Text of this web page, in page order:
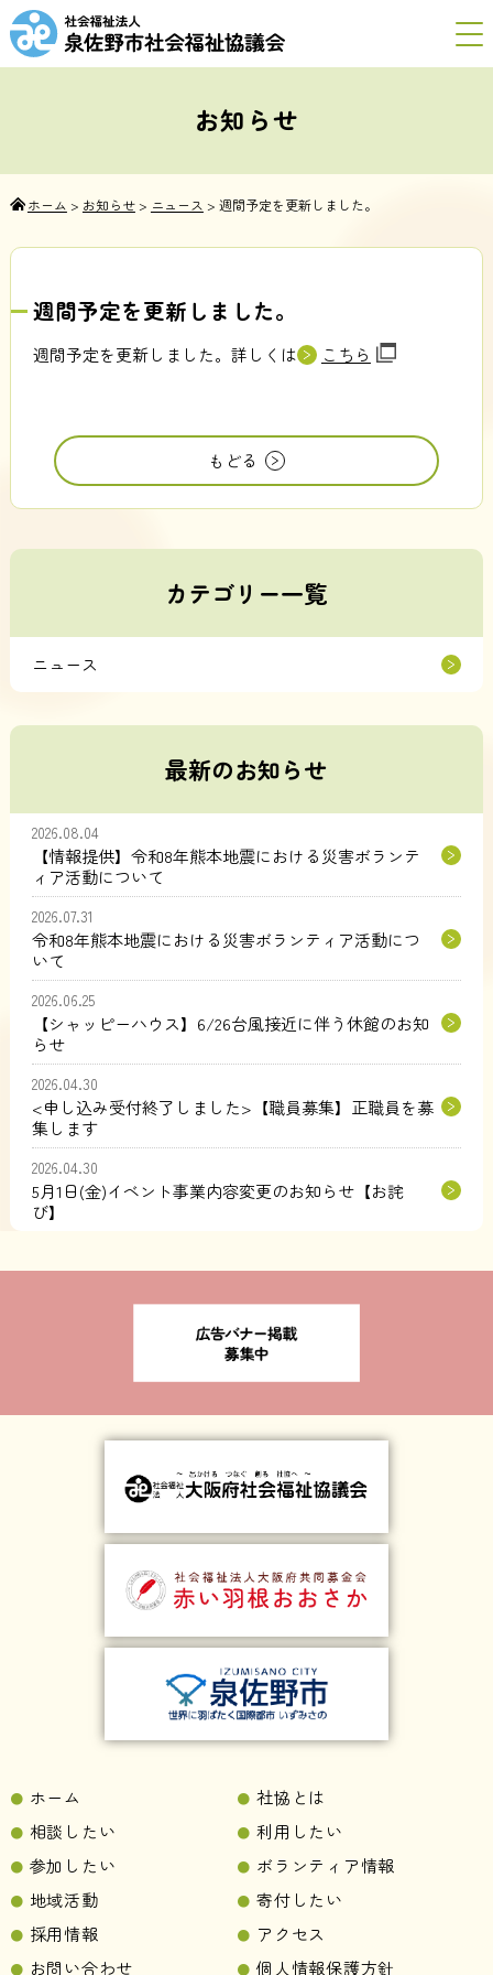
お知らせ
ホーム > お知らせ> ニュース > 週間予定を更新しました。
週間予定を更新しました。
週間予定を更新しました。詳しくは こちら
もどる
カテゴリー一覧
ニュース
最新のお知らせ
2026.08.04
【情報提供】令和8年熊本地震における災害ボランテ
ィア活動について
2026.07.31
令和8年熊本地震における災害ボランティア活動につ
いて
2026.06.25
【シャッピーハウス】6/26台風接近に伴う休館のお知
らせ
2026.04.30
<申し込み受付終了しました>【職員募集】正職員を募
集します
2026.04.30
5月1日(金)イベント事業内容変更のお知らせ【お詫
び】
ホーム
社協とは
相談したい
利用したい
参加したい
ボランティア情報
地域活動
寄付したい
採用情報
アクセス
お問い合わせ
個人情報保護方針